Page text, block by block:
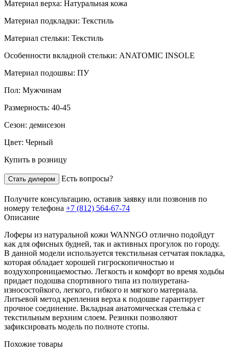
Материал верха: Натуральная кожа
Материал подкладки: Текстиль
Материал стельки: Текстиль
Особенности вкладной стельки: ANATOMIC INSOLE
Материал подошвы: ПУ
Пол: Мужчинам
Размерность: 40-45
Сезон: демисезон
Цвет: Черный
Купить в розницу
Стать дилером Есть вопросы?
Получите консультацию, оставив заявку или позвонив по
номеру телефона +7 (812) 564-67-74
Описание
Лоферы из натуральной кожи WANNGO отлично подойдут
как для офисных будней, так и активных прогулок по городу.
В данной модели используется текстильная сетчатая покладка,
которая обладает хорошей гигроскопичностью и
воздухопроницаемостью. Легкость и комфорт во время ходьбы
придает подошва спортивного типа из полиуретана-
износостойкого, легкого, гибкого и мягкого материала.
Литьевой метод крепления верха к подошве гарантирует
прочное соединение. Вкладная анатомическая стелька с
текстильным верхним слоем. Резинки позволяют
зафиксировать модель по полноте стопы.
Похожие товары